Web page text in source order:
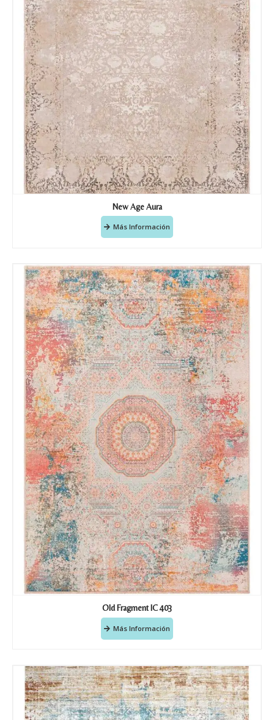
New Age Aura
Más Información
Old Fragment IC 403
Más Información